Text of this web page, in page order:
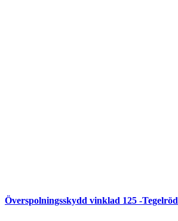
Överspolningsskydd vinklad 125 -Tegelröd